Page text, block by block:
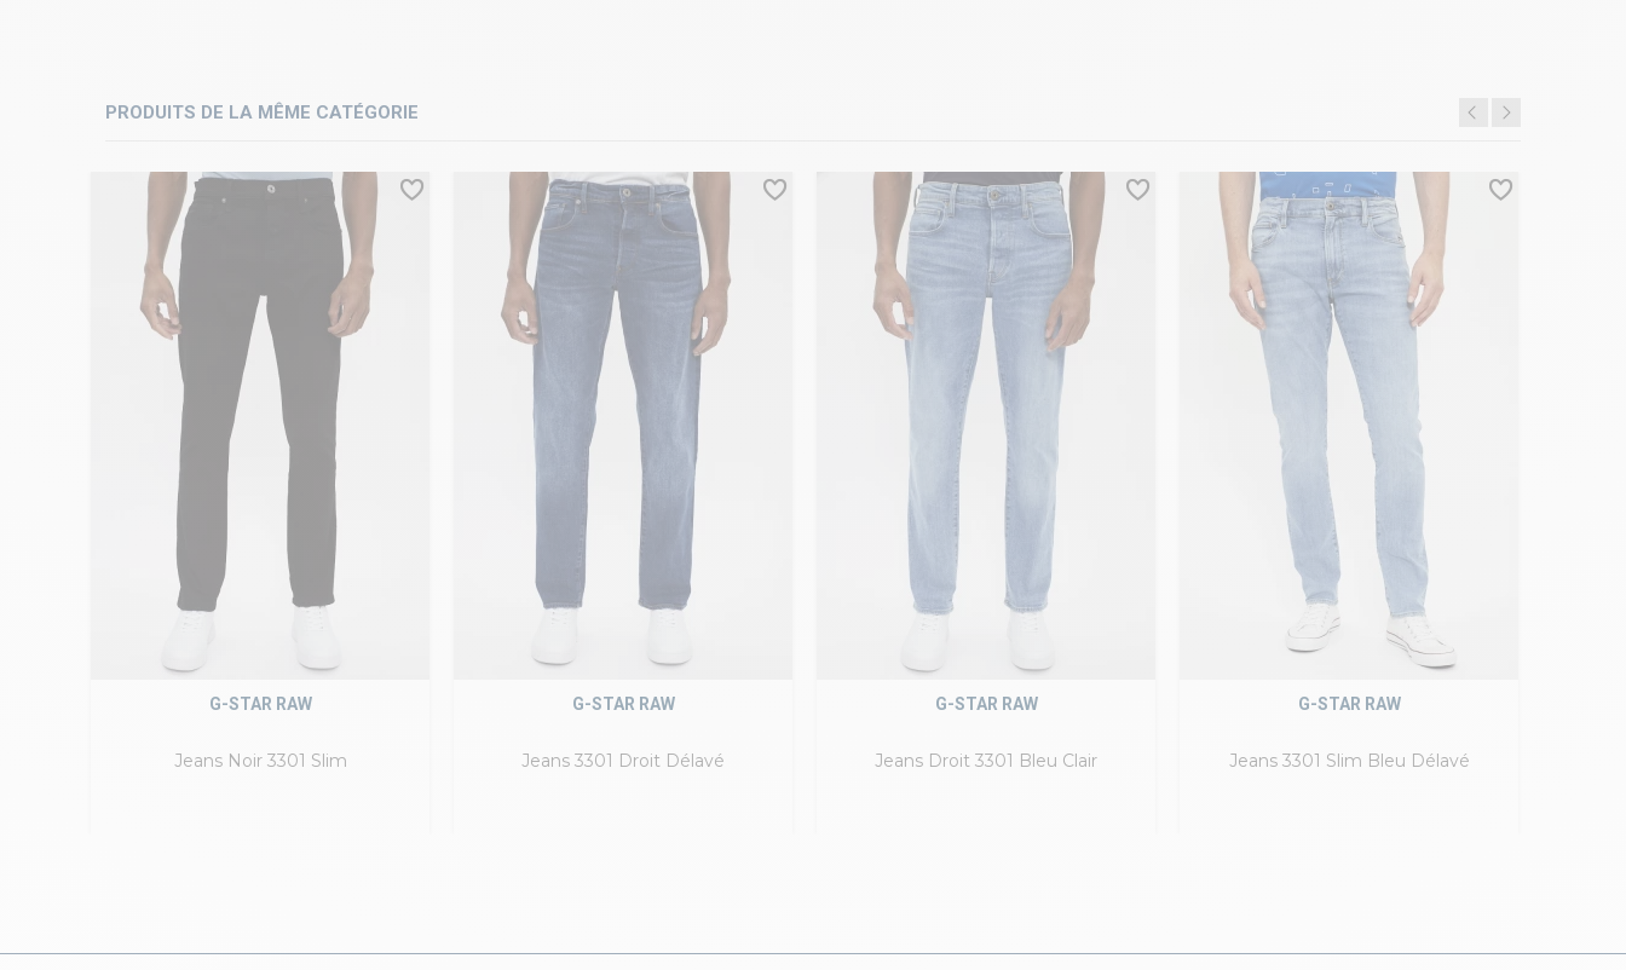
PRODUITS DE LA MÊME CATÉGORIE
Jeans Noir 3301 Slim
G-STAR RAW
Jeans 3301 Droit Délavé
G-STAR RAW
Jeans Droit 3301 Bleu Clair
G-STAR RAW
Jeans 3301 Slim Bleu Délavé
G-STAR RAW